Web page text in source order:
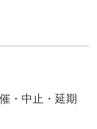
・中止・延期